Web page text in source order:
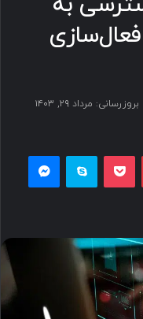
مرداد ۲۹, ۱۴۰۳
پینتریست پاکت اسکایپ